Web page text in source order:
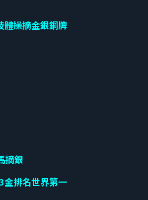
體操摘金銀銅牌
摘銀
金排名世界第一